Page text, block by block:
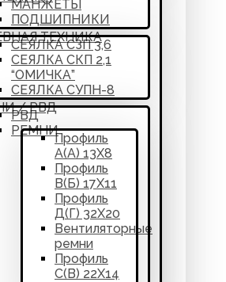
МАНЖЕТЫ
ПОДШИПНИКИ
ТЕХНИКА
СЕЯЛКА СЗП 3,6
СЕЯЛКА СКП 2,1
“ОМИЧКА”
СЕЯЛКА СУПН-8
/ РВД
РВД
РЕМНИ
Профиль
А(А) 13Х8
Профиль
В(Б) 17Х11
Профиль
Д(Г) 32Х20
Вентиляторные
ремни
Профиль
С(В) 22Х14